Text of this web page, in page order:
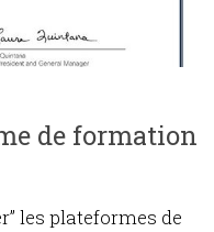
de formation
les plateformes de